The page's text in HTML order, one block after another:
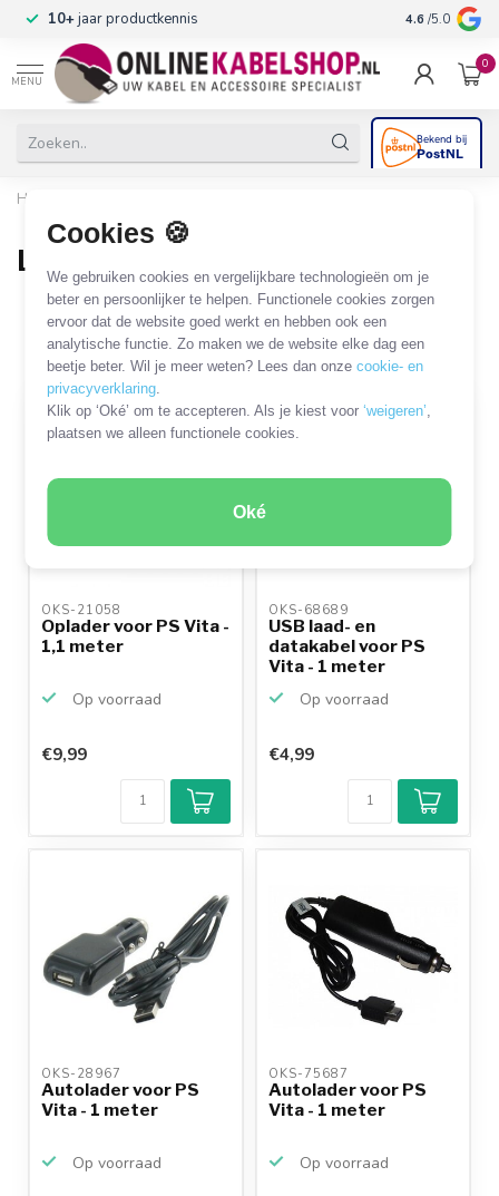
Cookies 🍪
We gebruiken cookies en vergelijkbare technologieën om je
beter en persoonlijker te helpen. Functionele cookies zorgen
ervoor dat de website goed werkt en hebben ook een
analytische functie. Zo maken we de website elke dag een
beetje beter. Wil je meer weten? Lees dan onzecookie- en
privacyverklaring.
Klik op ‘Oké’ om te accepteren. Als je kiest voor‘weigeren’,
plaatsen we alleen functionele cookies.
Oké
10+jaar productkennis 4.6 /5.0
MENU
0
Home
Laders
Laders
4 PRODUCTEN
Filters SORTEER OP
OKS-21058
Oplader voor PS Vita -
1,1 meter
Op voorraad
€9,99
OKS-68689
USB laad- en
datakabel voor PS
Vita - 1 meter
Op voorraad
€4,99
OKS-28967
Autolader voor PS
Vita - 1 meter
Op voorraad
OKS-75687
Autolader voor PS
Vita - 1 meter
Op voorraad